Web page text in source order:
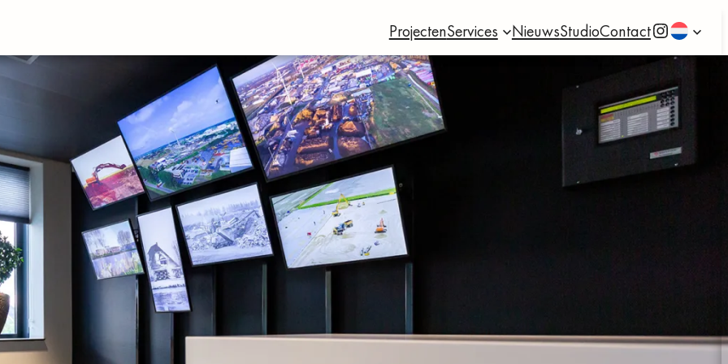
ProjectenServices NieuwsStudioContactInstagram